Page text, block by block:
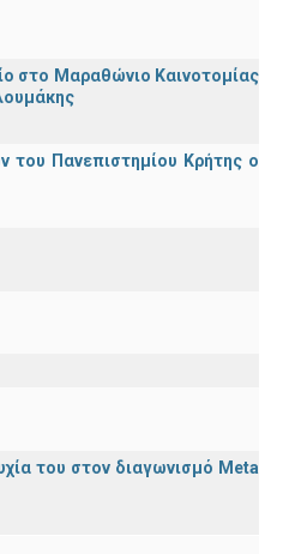
στο Μαραθώνιο Καινοτομίας
του Πανεπιστημίου Κρήτης ο
του στον διαγωνισμό Meta